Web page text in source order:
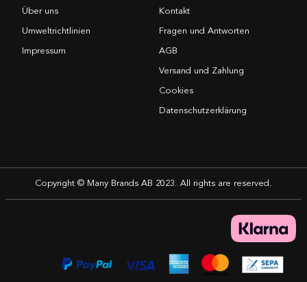
Über uns
Umweltrichtlinien
Impressum
Kontakt
Fragen und Antworten
AGB
Versand und Zahlung
Cookies
Datenschutzerklärung
Copyright © Many Brands AB 2023. All rights are reserved.